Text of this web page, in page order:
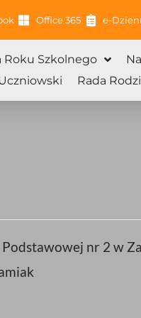
Office 365 e-
Roku Szkolnego
Rada
Podstawowej nr 2 w